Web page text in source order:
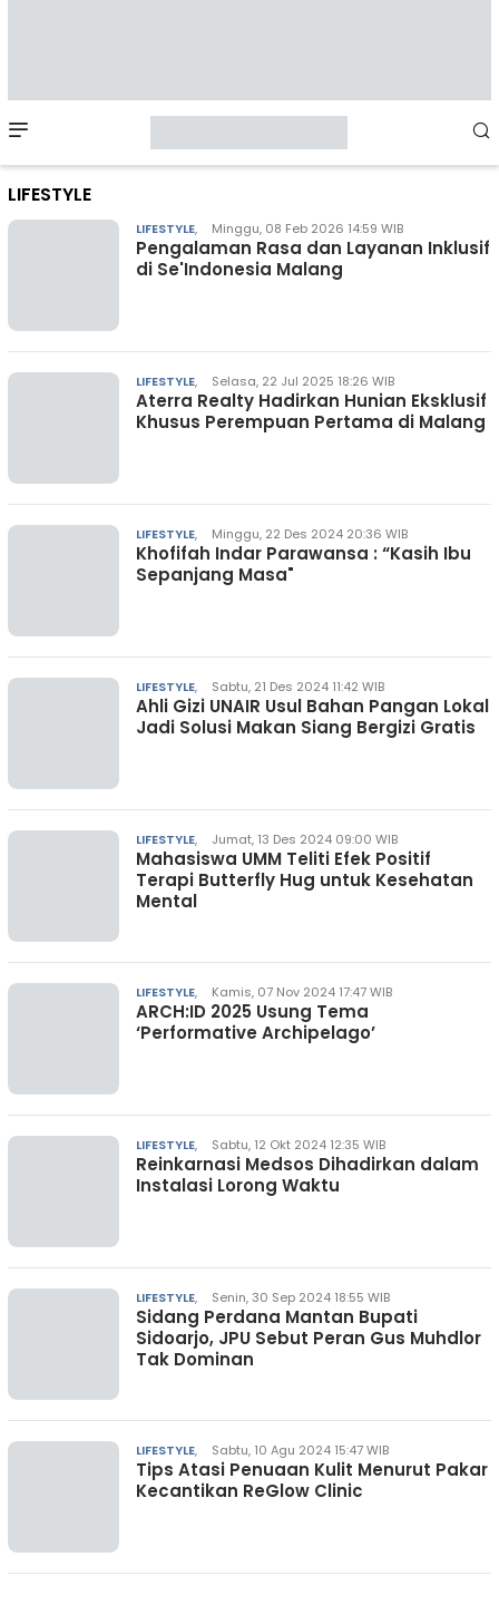
Menu
LIFESTYLE
LIFESTYLE, Minggu, 08 Feb 2026 14:59 WIB
Pengalaman Rasa dan Layanan Inklusif
di Se'Indonesia Malang
LIFESTYLE, Selasa, 22 Jul 2025 18:26 WIB
Aterra Realty Hadirkan Hunian Eksklusif
Khusus Perempuan Pertama di Malang
LIFESTYLE, Minggu, 22 Des 2024 20:36 WIB
Khofifah Indar Parawansa : “Kasih Ibu
Sepanjang Masa"
LIFESTYLE, Sabtu, 21 Des 2024 11:42 WIB
Ahli Gizi UNAIR Usul Bahan Pangan Lokal
Jadi Solusi Makan Siang Bergizi Gratis
LIFESTYLE, Jumat, 13 Des 2024 09:00 WIB
Mahasiswa UMM Teliti Efek Positif
Terapi Butterfly Hug untuk Kesehatan
Mental
LIFESTYLE, Kamis, 07 Nov 2024 17:47 WIB
ARCH:ID 2025 Usung Tema
‘Performative Archipelago’
LIFESTYLE, Sabtu, 12 Okt 2024 12:35 WIB
Reinkarnasi Medsos Dihadirkan dalam
Instalasi Lorong Waktu
LIFESTYLE, Senin, 30 Sep 2024 18:55 WIB
Sidang Perdana Mantan Bupati
Sidoarjo, JPU Sebut Peran Gus Muhdlor
Tak Dominan
LIFESTYLE, Sabtu, 10 Agu 2024 15:47 WIB
Tips Atasi Penuaan Kulit Menurut Pakar
Kecantikan ReGlow Clinic